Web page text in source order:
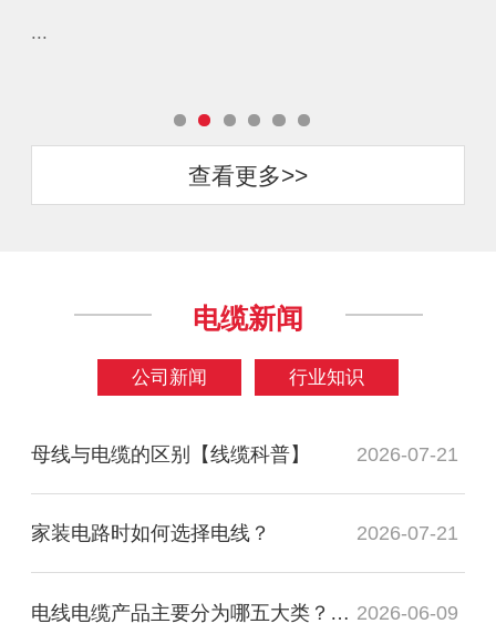
...
查看更多>>
电缆新闻
公司新闻 行业知识
母线与电缆的区别【线缆科普】 2026-07-21
家装电路时如何选择电线？ 2026-07-21
电线电缆产品主要分为哪五大类？一文详 2026-06-09